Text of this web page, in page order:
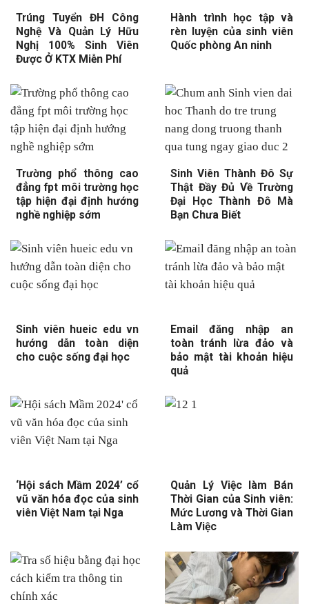
Trúng Tuyển ĐH Công
Nghệ Và Quản Lý Hữu
Nghị 100% Sinh Viên
Được Ở KTX Miễn Phí
Hành trình học tập và
rèn luyện của sinh viên
Quốc phòng An ninh
Trường phổ thông cao
đẳng fpt môi trường học
tập hiện đại định hướng
nghề nghiệp sớm
Sinh Viên Thành Đô Sự
Thật Đầy Đủ Về Trường
Đại Học Thành Đô Mà
Bạn Chưa Biết
Sinh viên hueic edu vn
hướng dẫn toàn diện
cho cuộc sống đại học
Email đăng nhập an
toàn tránh lừa đảo và
bảo mật tài khoản hiệu
quả
‘Hội sách Mầm 2024’ cổ
vũ văn hóa đọc của sinh
viên Việt Nam tại Nga
Quản Lý Việc làm Bán
Thời Gian của Sinh viên:
Mức Lương và Thời Gian
Làm Việc